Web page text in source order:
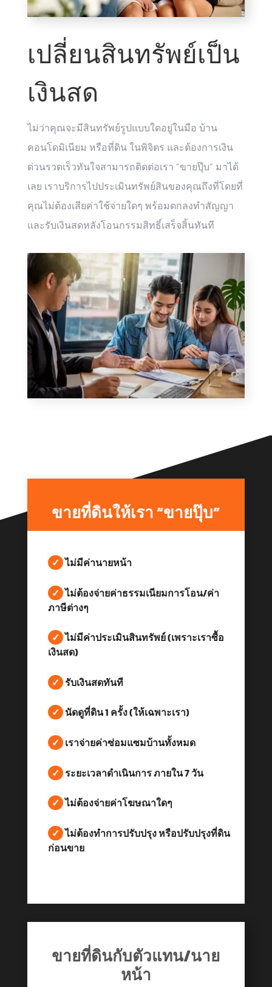
เปลี่ยนสินทรัพย์เป็น
เงินสด
ไม่ว่าคุณจะมีสินทรัพย์รูปแบบใดอยู่ในมือ บ้าน
คอนโดมิเนียม หรือที่ดิน ในพิจิตร และต้องการเงิน
ด่วนรวดเร็วทันใจสามารถติดต่อเรา “ขายปุ๊บ” มาได้
เลย เราบริการไปประเมินทรัพย์สินของคุณถึงที่โดยที่
คุณไม่ต้องเสียค่าใช้จ่ายใดๆ พร้อมตกลงทำสัญญา
และรับเงินสดหลังโอนกรรมสิทธิ์เสร็จสิ้นทันที
ขายที่ดินให้เรา “ขายปุ๊บ”
✓ ไม่มีค่านายหน้า
✓ ไม่ต้องจ่ายค่าธรรมเนียมการโอน/ค่า
ภาษีต่างๆ
✓ ไม่มีค่าประเมินสินทรัพย์ (เพราะเราซื้อ
เงินสด)
✓ รับเงินสดทันที
✓ นัดดูที่ดิน 1 ครั้ง (ให้เฉพาะเรา)
✓ เราจ่ายค่าซ่อมแซมบ้านทั้งหมด
✓ ระยะเวลาดำเนินการ ภายใน 7 วัน
✓ ไม่ต้องจ่ายค่าโฆษณาใดๆ
✓ ไม่ต้องทำการปรับปรุง หรือปรับปรุงที่ดิน
ก่อนขาย
ขายที่ดินกับตัวแทน/นาย
หน้า